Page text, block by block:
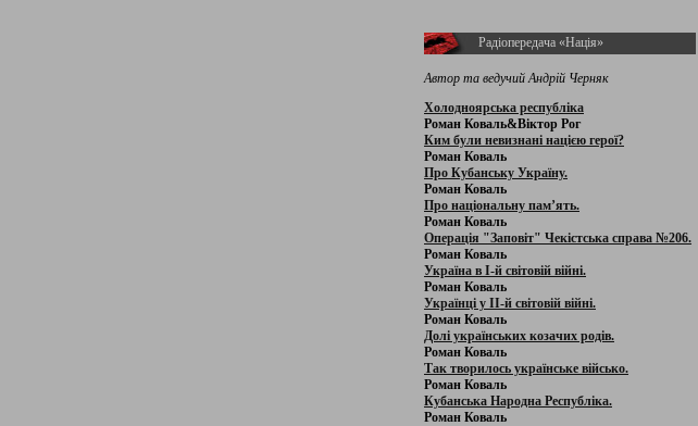
Радіопередача «Нація»
Автор та ведучий Андрій Черняк
Холодноярська республіка
Роман Коваль&Віктор Рог
Ким були невизнані нацією герої?
Роман Коваль
Про Кубанську Україну.
Роман Коваль
Про національну пам’ять.
Роман Коваль
Операція "Заповіт" Чекістська справа №206.
Роман Коваль
Україна в І-й світовій війні.
Роман Коваль
Українці у ІІ-й світовій війні.
Роман Коваль
Долі українських козачих родів.
Роман Коваль
Так творилось українське військо.
Роман Коваль
Кубанська Народна Республіка.
Роман Коваль